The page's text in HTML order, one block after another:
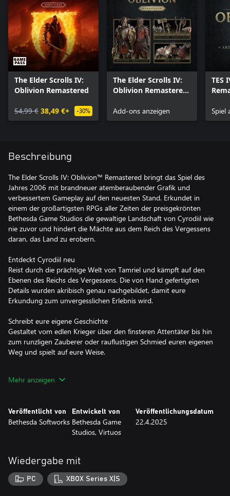
The Elder Scrolls IV:
Oblivion Remastered
54,99 € 38,49 €+ -30%
The Elder Scrolls IV:
Oblivion Remastered
Content
Add-ons anzeigen
TES
Spiel
Beschreibung
The Elder Scrolls IV: Oblivion™ Remastered bringt das Spiel des
Jahres 2006 mit brandneuer atemberaubender Grafik und
verbessertem Gameplay auf den neuesten Stand. Erkundet in
einem der großartigsten RPGs aller Zeiten der preisgekrönten
Bethesda Game Studios die gewaltige Landschaft von Cyrodiil wie
nie zuvor und hindert die Mächte aus dem Reich des Vergessens
daran, das Land zu erobern.
Entdeckt Cyrodiil neu
Reist durch die prächtige Welt von Tamriel und kämpft auf den
Ebenen des Reichs des Vergessens. Die von Hand gefertigten
Details wurden akribisch genau nachgebildet, damit eure
Erkundung zum unvergesslichen Erlebnis wird.
Schreibt eure eigene Geschichte
Gestaltet vom edlen Krieger über den finsteren Attentäter bis hin
zum runzligen Zauberer oder rauflustigen Schmied euren eigenen
Weg und spielt auf eure Weise.
Betretet ein Universum voller packender Geschichten und
Invasion.
erschienenen Storyerweiterungen „Shivering Isles“ und „Knights
of the Nine“ sowie zusätzlichen Inhalten zum Herunterladen alles,
was Oblivion zu bieten hat.
Mehr anzeigen
Veröffentlicht von
Bethesda Softworks
Entwickelt von
Bethesda Game
Studios, Virtuos
Veröffentlichungsdatum
22.4.2025
Wiedergabe mit
PC XBOX Series X|S